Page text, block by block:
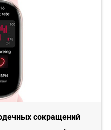
сокращений